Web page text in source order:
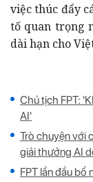
việc thúc đẩy
tố quan trọng
dài hạn cho
Chủ tịch FPT:
AI'
Trò chuyện với
giải thưởng AI
FPT lần đầu bổ